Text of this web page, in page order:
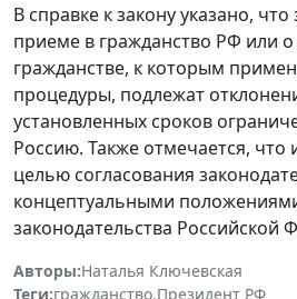
В справке к закону указано,
приеме в гражданство РФ или
гражданстве, к которым
процедуры, подлежат
установленных сроков
Россию. Также отмечается, что
целью согласования
концептуальными
законодательства Российской
Авторы:Наталья Ключевская
Теги:гражданство,Президент РФ